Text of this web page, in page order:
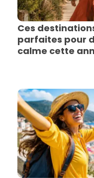
Ces
parfaites pour
calme cette